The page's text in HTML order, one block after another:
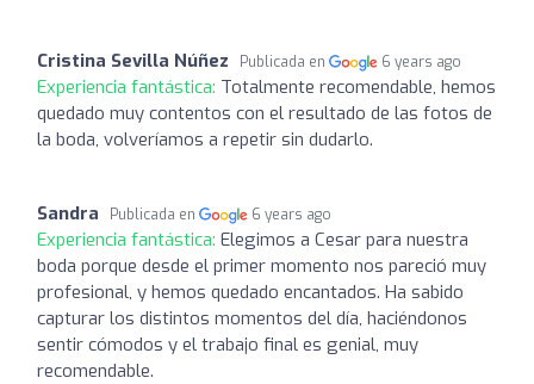
Cristina Sevilla Núñez Publicada en 6 years ago
Experiencia fantástica: Totalmente recomendable, hemos
quedado muy contentos con el resultado de las fotos de
la boda, volveríamos a repetir sin dudarlo.
Sandra Publicada en 6 years ago
Experiencia fantástica: Elegimos a Cesar para nuestra
boda porque desde el primer momento nos pareció muy
profesional, y hemos quedado encantados. Ha sabido
capturar los distintos momentos del día, haciéndonos
sentir cómodos y el trabajo final es genial, muy
recomendable.